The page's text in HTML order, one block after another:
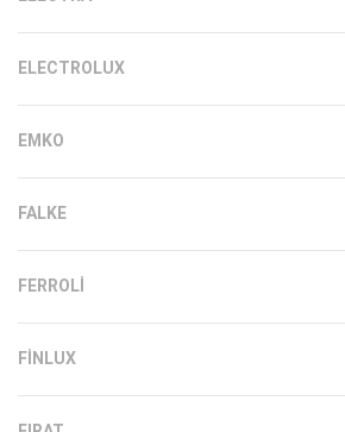
ELECTROLUX
EMKO
FALKE
FERROLI
FINLUX